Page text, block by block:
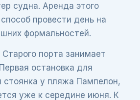
судна. Аренда этого
провести день на
формальностей.
порта занимает
остановка для
стоянка у пляжа Пампелон,
уже к середине июня. К